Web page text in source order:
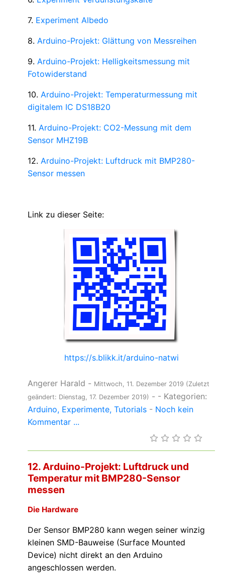
7. Experiment Albedo
8. Arduino-Projekt: Glättung von Messreihen
9. Arduino-Projekt: Helligkeitsmessung mit
Fotowiderstand
10. Arduino-Projekt: Temperaturmessung mit
digitalem IC DS18B20
11. Arduino-Projekt: CO2-Messung mit dem
Sensor MHZ19B
12. Arduino-Projekt: Luftdruck mit BMP280-
Sensor messen
Link zu dieser Seite:
https://s.blikk.it/arduino-natwi
Angerer Harald - Mittwoch, 11. Dezember 2019 (Zuletzt
geändert: Dienstag, 17. Dezember 2019) - - Kategorien:
Arduino Experimente Tutorials - Noch kein
Kommentar ...
12. Arduino-Projekt: Luftdruck und
Temperatur mit BMP280-Sensor
messen
Die Hardware
Der Sensor BMP280 kann wegen seiner winzig
kleinen SMD-Bauweise (Surface Mounted
Device) nicht direkt an den Arduino
angeschlossen werden.